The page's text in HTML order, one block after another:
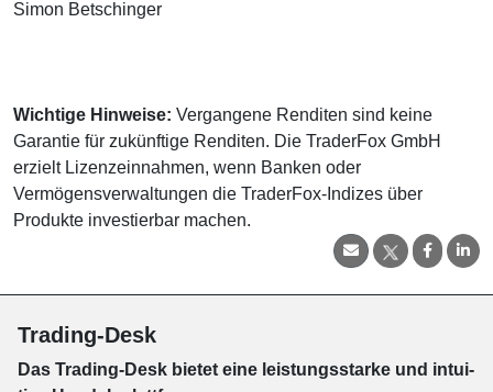
Simon Betschinger
Wichtige Hinweise: Vergangene Renditen sind keine
Garantie für zukünftige Renditen. Die TraderFox GmbH
erzielt Lizenzeinnahmen, wenn Banken oder
Vermögensverwaltungen die TraderFox-Indizes über
Produkte investierbar machen.
Trading-Desk
Das Trading-Desk bie­tet eine leis­tungs­star­ke und in­tui­